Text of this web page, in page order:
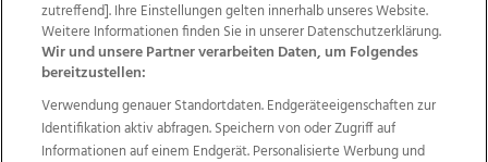
AGB Website
Ehrenkodex Politische Werbung
Weitere Angebote des Medienhauses Wimmer
TV1 di-mog-i.at OÖNow
Ischler Woche
zutreffend]. Ihre Einstellungen gelten innerhalb unseres Website.
Weitere Informationen finden Sie in unserer Datenschutzerklärung.
Wir und unsere Partner verarbeiten Daten, um Folgendes
bereitzustellen:
Verwendung genauer Standortdaten. Endgeräteeigenschaften zur
Identifikation aktiv abfragen. Speichern von oder Zugriff auf
Informationen auf einem Endgerät. Personalisierte Werbung und